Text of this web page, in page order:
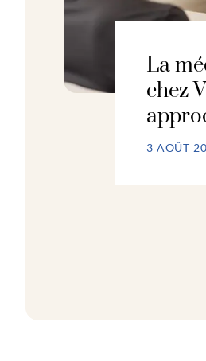
La
chez
3 AOÛT